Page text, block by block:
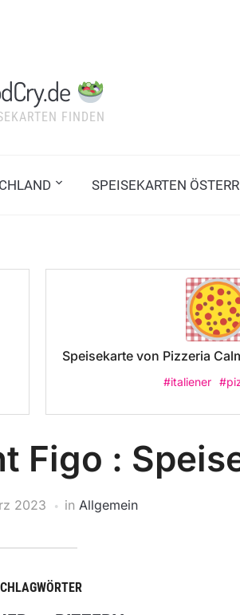
FINDEN
SPEISEKARTEN
Speisekarte von Pizzeria
#italiener
Figo :
2023 inAllgemein